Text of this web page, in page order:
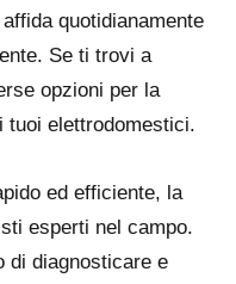
quotidianamente
Se ti trovi a
opzioni per la
tuoi elettrodomestici.
ed efficiente, la
esperti nel campo.
di diagnosticare e